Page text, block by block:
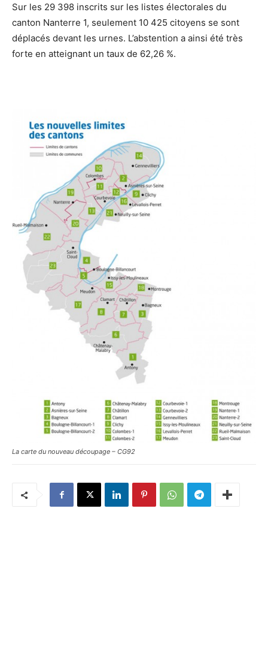
Sur les 29 398 inscrits sur les listes électorales du
canton Nanterre 1, seulement 10 425 citoyens se sont
déplacés devant les urnes. L’abstention a ainsi été très
forte en atteignant un taux de 62,26 %.
La carte du nouveau découpage – CG92